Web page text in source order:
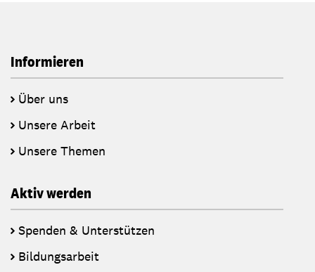
Informieren
Über uns
Unsere Arbeit
Unsere Themen
Aktiv werden
Spenden & Unterstützen
Bildungsarbeit